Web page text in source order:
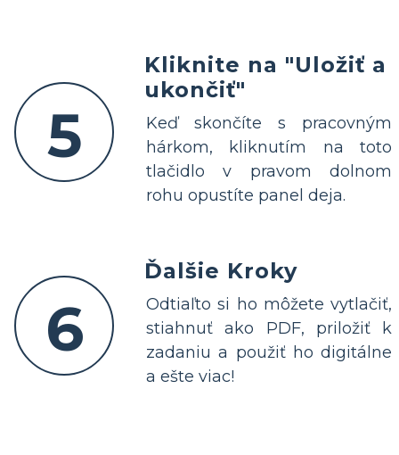
5
Kliknite na "Uložiť a
ukončiť"
Keď skončíte s pracovným
hárkom, kliknutím na toto
tlačidlo v pravom dolnom
rohu opustíte panel deja.
6
Ďalšie Kroky
Odtiaľto si ho môžete vytlačiť,
stiahnuť ako PDF, priložiť k
zadaniu a použiť ho digitálne
a ešte viac!